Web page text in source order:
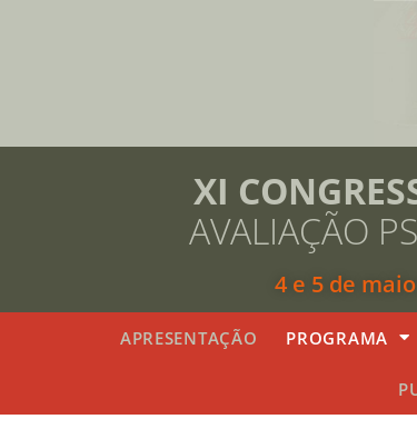
XI
AVALIAÇÃO
4 e 5 de
APRESENTAÇÃO PROGRAMA